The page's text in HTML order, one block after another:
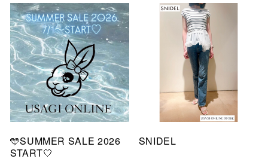
🩵SUMMER SALE 2026
START🤍
SNIDEL